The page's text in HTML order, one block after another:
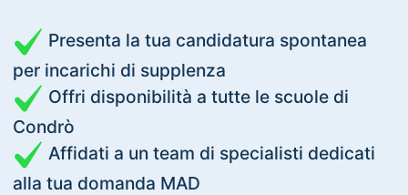
Presenta la tua candidatura spontanea
per incarichi di supplenza
Offri disponibilità a tutte le scuole di
Condrò
Affidati a un team di specialisti dedicati
alla tua domanda MAD